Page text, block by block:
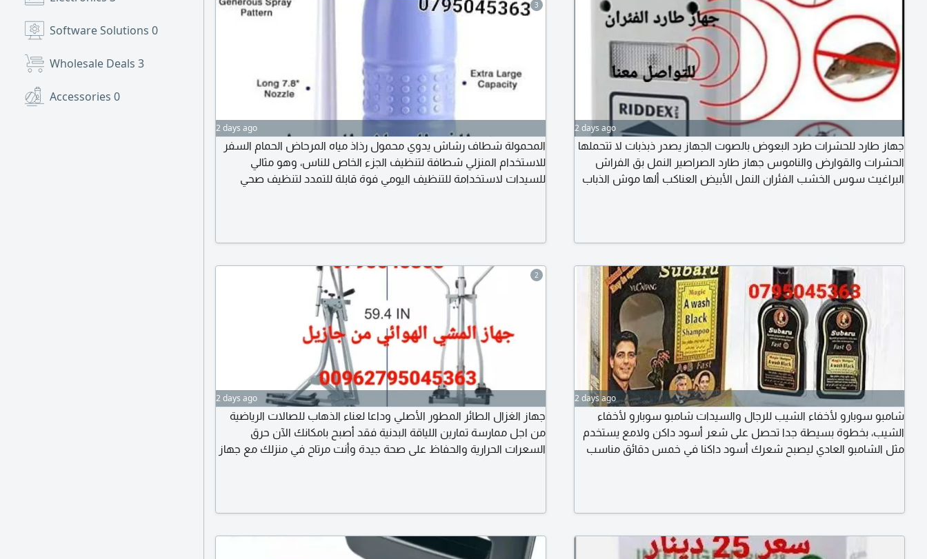
Software Solutions 0
Wholesale Deals 3
Accessories 0
3
2 days ago
المحمولة شطاف رشاش يدوي محمول رذاذ مياه المرحاض الحمام السفر
للاستخدام المنزلي شطافة لتنظيف الجزء الخاص للناس، وهو مثالي
للسيدات لاستخدامة للتنظيف اليومي فوة قابلة للتمدد لتنظيف صحي
2 days ago
جهاز طارد للحشرات طرد البعوض بالصوت الجهاز يصدر ذبذبات لا تتحملها
الحشرات والقوارض والناموس جهاز طارد الصراصير النمل بق الفراش
البراغيث سوس الخشب الفئران النمل الأبيض العناكب ألها موش الذباب
2
2 days ago
جهاز الغزال الطائر المطور الأصلي وداعا لعناء الذهاب للصالات الرياضية
من اجل ممارسة تمارين اللياقة البدنية فقد أصبح بامكانك الآن حرق
السعرات الحرارية والحفاظ على صحة جيدة وأنت مرتاح في منزلك مع جهاز
2 days ago
شامبو سوبارو لأخفاء الشيب للرجال والسيدات شامبو سوبارو لأخفاء
الشيب، بخطوة بسيطة جدا تحصل على شعر أسود داكن ولامع يستخدم
مثل الشامبو العادي ليصبح شعرك أسود داكنا في خمس دقائق مناسب